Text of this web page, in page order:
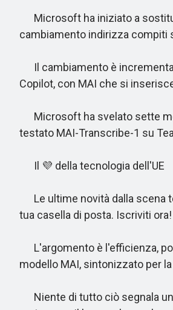
Microsoft ha iniziato a
cambiamento indirizza compiti
Il cambiamento è
Copilot, con MAI che si
Microsoft ha svelato sette
testato MAI-Transcribe-1 su
Il 💜 della tecnologia dell'UE
Le ultime novità dalla scena
tua casella di posta. Iscriviti ora!
L'argomento è l'efficienza,
modello MAI, sintonizzato per
Niente di tutto ciò segnala un